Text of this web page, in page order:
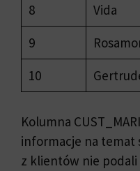
8
Vida
9
10
Kolumna
informacje na temat
z klientów nie